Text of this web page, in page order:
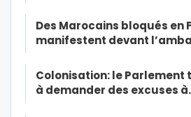
Des Marocains bloqués en
manifestent devant
Colonisation: le Parlement
à demander des excuses